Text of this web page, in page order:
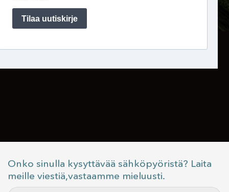
Onko sinulla kysyttävää sähköpyöristä? Laita
meille viestiä,vastaamme mieluusti.